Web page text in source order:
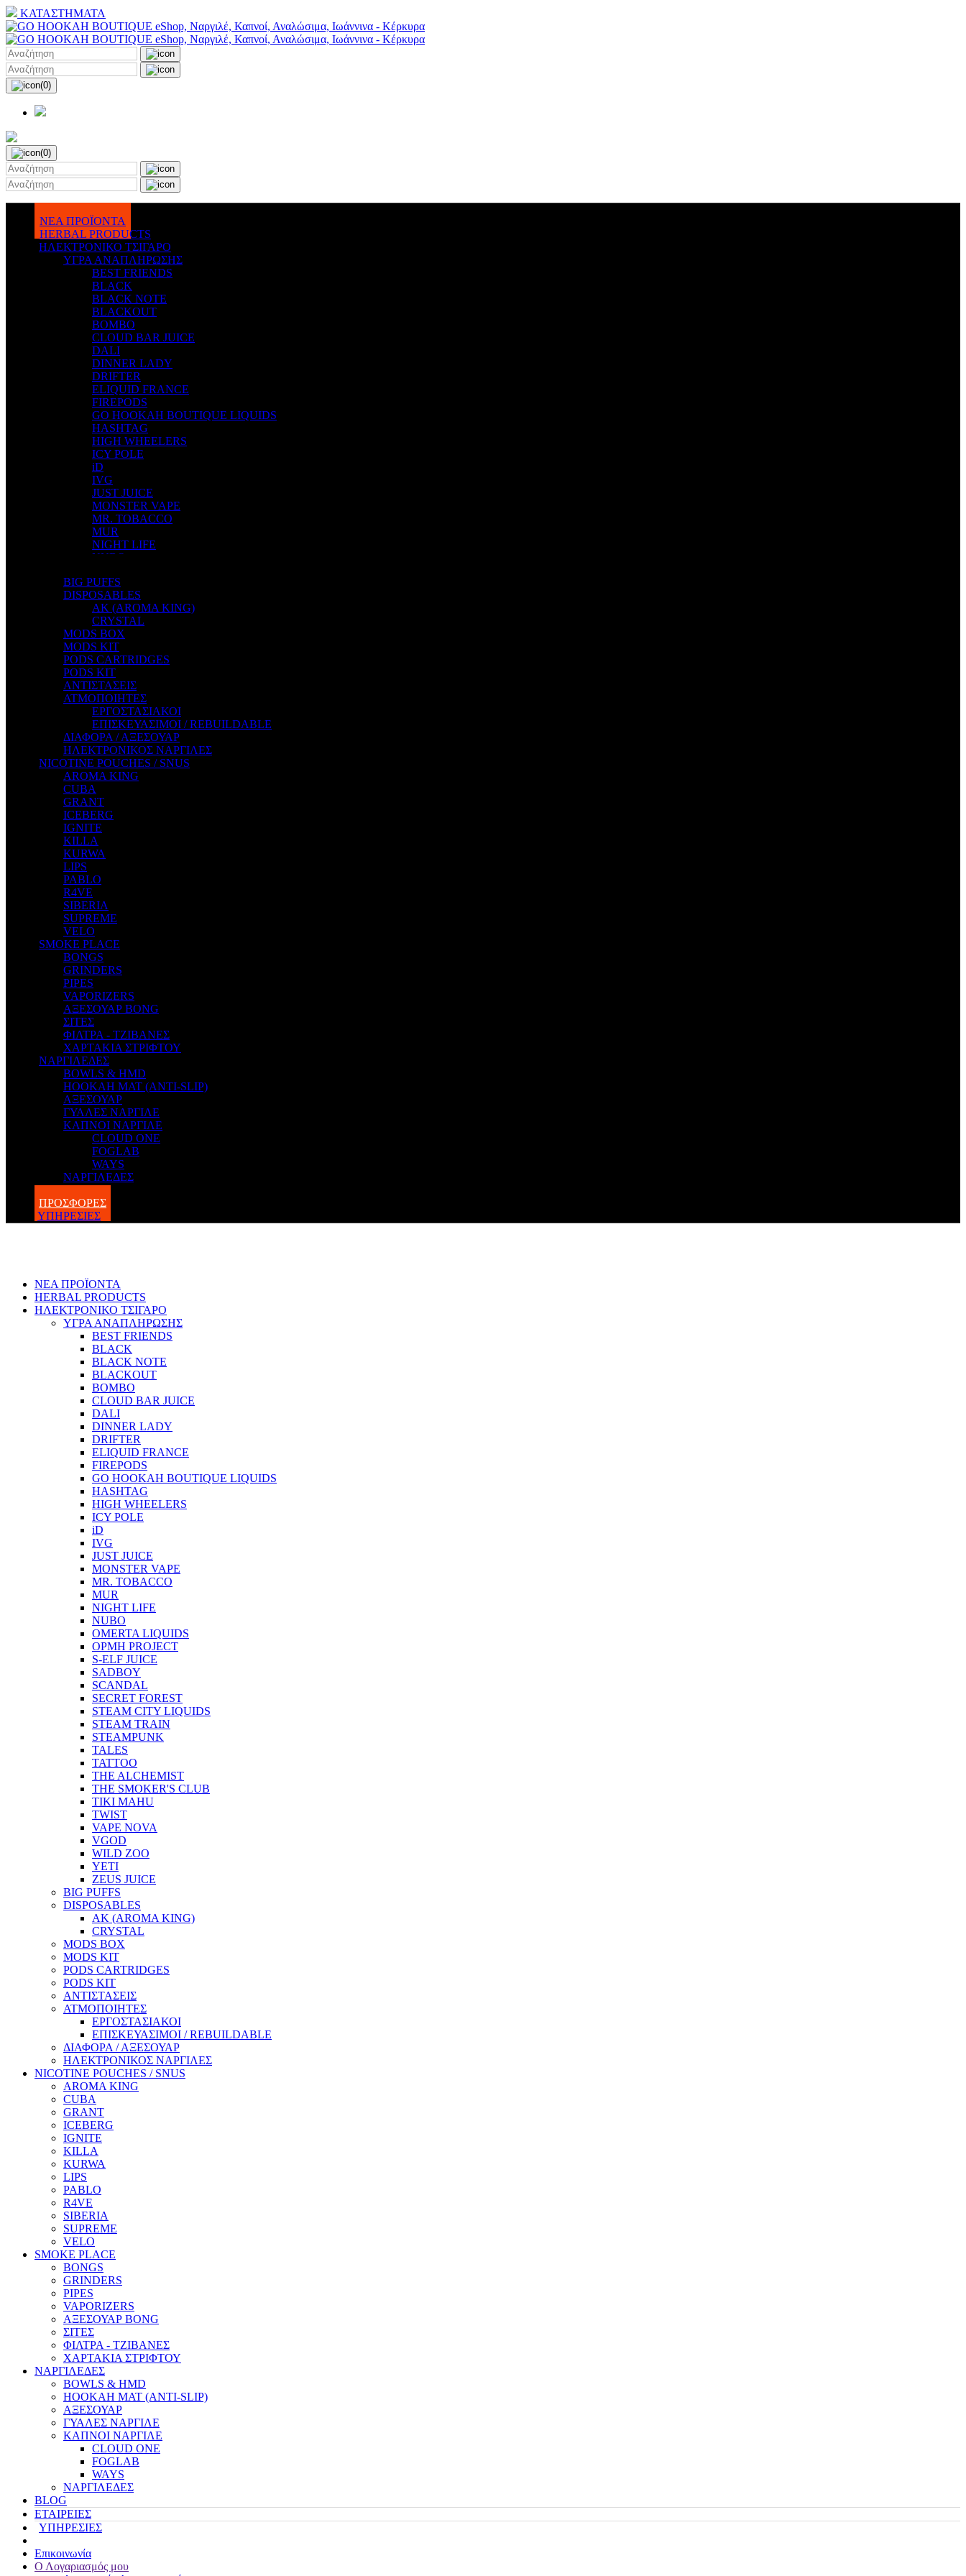
ΚΑΤΑΣΤΗΜΑΤΑ
(0)
(0)
ΝΕΑ ΠΡΟΪΟΝΤΑ
HERBAL PRODUCTS
ΗΛΕΚΤΡΟΝΙΚΟ ΤΣΙΓΑΡΟ
ΥΓΡΑ ΑΝΑΠΛΗΡΩΣΗΣ
BEST FRIENDS
BLACK
BLACK NOTE
BLACKOUT
BOMBO
CLOUD BAR JUICE
DALI
DINNER LADY
DRIFTER
ELIQUID FRANCE
FIREPODS
GO HOOKAH BOUTIQUE LIQUIDS
HASHTAG
HIGH WHEELERS
ICY POLE
iD
IVG
JUST JUICE
MONSTER VAPE
MR. TOBACCO
MUR
NIGHT LIFE
NUBO
OPMH PROJECT
S-ELF JUICE
SADBOY
SCANDAL
SECRET FOREST
STEAM CITY LIQUIDS
STEAM TRAIN
STEAMPUNK
TALES
TATTOO
THE ALCHEMIST
THE SMOKER'S CLUB
TIKI MAHU
TWIST
VAPE NOVA
VGOD
WILD ZOO
YETI
ZEUS JUICE
BIG PUFFS
DISPOSABLES
AK (AROMA KING)
CRYSTAL
MODS BOX
MODS KIT
PODS CARTRIDGES
PODS KIT
ΑΝΤΙΣΤΑΣΕΙΣ
ΑΤΜΟΠΟΙΗΤΕΣ
ΕΡΓΟΣΤΑΣΙΑΚΟΙ
ΕΠΙΣΚΕΥΑΣΙΜΟΙ / REBUILDABLE
ΔΙΑΦΟΡΑ / ΑΞΕΣΟΥΑΡ
ΗΛΕΚΤΡΟΝΙΚΟΣ ΝΑΡΓΙΛΕΣ
NICOTINE POUCHES / SNUS
AROMA KING
CUBA
GRANT
ICEBERG
IGNITE
KILLA
KURWA
LIPS
PABLO
R4VE
SIBERIA
SUPREME
VELO
SMOKE PLACE
BONGS
GRINDERS
PIPES
VAPORIZERS
ΑΞΕΣΟΥΑΡ BONG
ΣΙΤΕΣ
ΦΙΛΤΡΑ - ΤΖΙΒΑΝΕΣ
ΧΑΡΤΑΚΙΑ ΣΤΡΙΦΤΟΥ
ΝΑΡΓΙΛΕΔΕΣ
BOWLS & HMD
HOOKAH MAT (ANTI-SLIP)
ΑΞΕΣΟΥΑΡ
ΓΥΑΛΕΣ ΝΑΡΓΙΛΕ
ΚΑΠΝΟΙ ΝΑΡΓΙΛΕ
CLOUD ONE
FOGLAB
WAYS
ΝΑΡΓΙΛΕΔΕΣ
ΠΡΟΣΦΟΡΕΣ
ΥΠΗΡΕΣΙΕΣ
ΝΕΑ ΠΡΟΪΟΝΤΑ
HERBAL PRODUCTS
ΗΛΕΚΤΡΟΝΙΚΟ ΤΣΙΓΑΡΟ
ΥΓΡΑ ΑΝΑΠΛΗΡΩΣΗΣ
BEST FRIENDS
BLACK
BLACK NOTE
BLACKOUT
BOMBO
CLOUD BAR JUICE
DALI
DINNER LADY
DRIFTER
ELIQUID FRANCE
FIREPODS
GO HOOKAH BOUTIQUE LIQUIDS
HASHTAG
HIGH WHEELERS
ICY POLE
iD
IVG
JUST JUICE
MONSTER VAPE
MR. TOBACCO
MUR
NIGHT LIFE
NUBO
OMERTA LIQUIDS
OPMH PROJECT
S-ELF JUICE
SADBOY
SCANDAL
SECRET FOREST
STEAM CITY LIQUIDS
STEAM TRAIN
STEAMPUNK
TALES
TATTOO
THE ALCHEMIST
THE SMOKER'S CLUB
TIKI MAHU
TWIST
VAPE NOVA
VGOD
WILD ZOO
YETI
ZEUS JUICE
BIG PUFFS
DISPOSABLES
AK (AROMA KING)
CRYSTAL
MODS BOX
MODS KIT
PODS CARTRIDGES
PODS KIT
ΑΝΤΙΣΤΑΣΕΙΣ
ΑΤΜΟΠΟΙΗΤΕΣ
ΕΡΓΟΣΤΑΣΙΑΚΟΙ
ΕΠΙΣΚΕΥΑΣΙΜΟΙ / REBUILDABLE
ΔΙΑΦΟΡΑ / ΑΞΕΣΟΥΑΡ
ΗΛΕΚΤΡΟΝΙΚΟΣ ΝΑΡΓΙΛΕΣ
NICOTINE POUCHES / SNUS
AROMA KING
CUBA
GRANT
ICEBERG
IGNITE
KILLA
KURWA
LIPS
PABLO
R4VE
SIBERIA
SUPREME
VELO
SMOKE PLACE
BONGS
GRINDERS
PIPES
VAPORIZERS
ΑΞΕΣΟΥΑΡ BONG
ΣΙΤΕΣ
ΦΙΛΤΡΑ - ΤΖΙΒΑΝΕΣ
ΧΑΡΤΑΚΙΑ ΣΤΡΙΦΤΟΥ
ΝΑΡΓΙΛΕΔΕΣ
BOWLS & HMD
HOOKAH MAT (ANTI-SLIP)
ΑΞΕΣΟΥΑΡ
ΓΥΑΛΕΣ ΝΑΡΓΙΛΕ
ΚΑΠΝΟΙ ΝΑΡΓΙΛΕ
CLOUD ONE
FOGLAB
WAYS
ΝΑΡΓΙΛΕΔΕΣ
BLOG
ΕΤΑΙΡΕΙΕΣ
ΥΠΗΡΕΣΙΕΣ
Επικοινωνία
Ο Λογαριασμός μου